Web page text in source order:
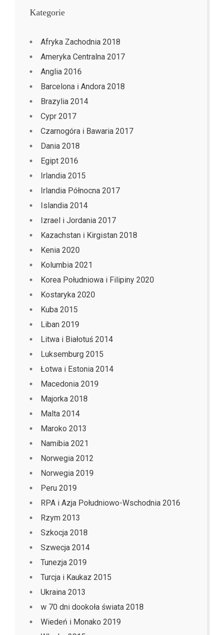
Kategorie
Afryka Zachodnia 2018
Ameryka Centralna 2017
Anglia 2016
Barcelona i Andora 2018
Brazylia 2014
Cypr 2017
Czarnogóra i Bawaria 2017
Dania 2018
Egipt 2016
Irlandia 2015
Irlandia Północna 2017
Islandia 2014
Izrael i Jordania 2017
Kazachstan i Kirgistan 2018
Kenia 2020
Kolumbia 2021
Korea Południowa i Filipiny 2020
Kostaryka 2020
Kuba 2015
Liban 2019
Litwa i Białotuś 2014
Luksemburg 2015
Łotwa i Estonia 2014
Macedonia 2019
Majorka 2018
Malta 2014
Maroko 2013
Namibia 2021
Norwegia 2012
Norwegia 2019
Peru 2019
RPA i Azja Południowo-Wschodnia 2016
Rzym 2013
Szkocja 2018
Szwecja 2014
Tunezja 2019
Turcja i Kaukaz 2015
Ukraina 2013
w 70 dni dookoła świata 2018
Wiedeń i Monako 2019